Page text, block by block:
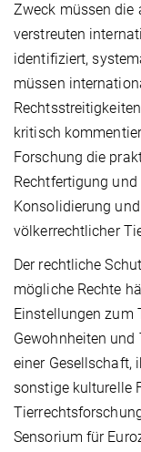
Zweck müssen die
verstreuten
identifiziert,
müssen
kritisch
Forschung die
Rechtfertigung
Konsolidierung
völkerrechtlicher
Der rechtliche
mögliche Rechte
Einstellungen zum
Gewohnheiten und
einer Gesellschaft,
sonstige kulturelle
Sensorium für